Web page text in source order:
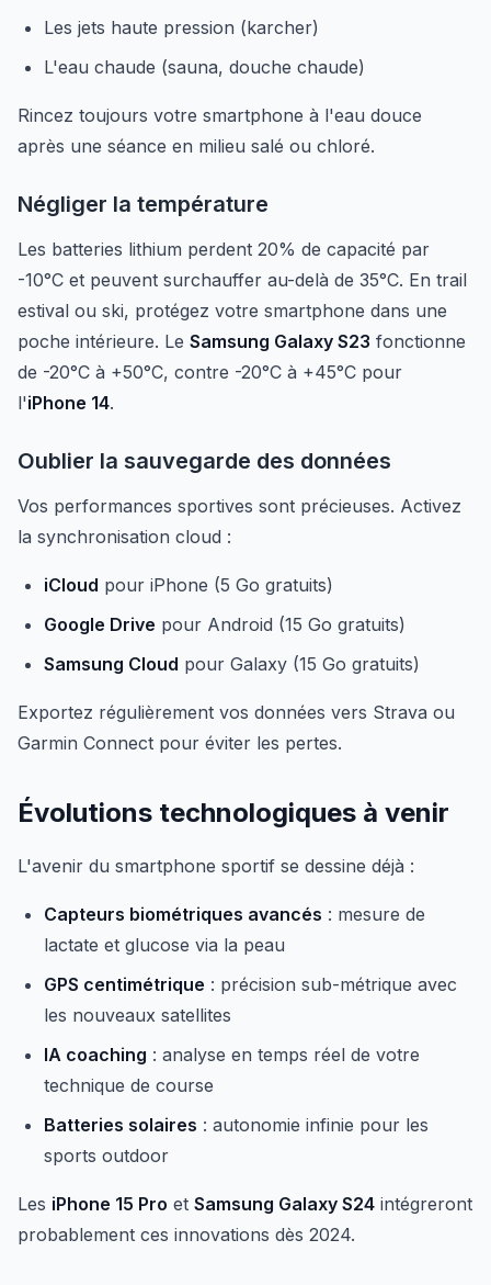
Les jets haute pression (karcher)
L'eau chaude (sauna, douche chaude)
Rincez toujours votre smartphone à l'eau douce
après une séance en milieu salé ou chloré.
Négliger la température
Les batteries lithium perdent 20% de capacité par
-10°C et peuvent surchauffer au-delà de 35°C. En trail
estival ou ski, protégez votre smartphone dans une
poche intérieure. Le Samsung Galaxy S23 fonctionne
de -20°C à +50°C, contre -20°C à +45°C pour
l'iPhone 14.
Oublier la sauvegarde des données
Vos performances sportives sont précieuses. Activez
la synchronisation cloud :
iCloud pour iPhone (5 Go gratuits)
Google Drive pour Android (15 Go gratuits)
Samsung Cloud pour Galaxy (15 Go gratuits)
Exportez régulièrement vos données vers Strava ou
Garmin Connect pour éviter les pertes.
Évolutions technologiques à venir
L'avenir du smartphone sportif se dessine déjà :
Capteurs biométriques avancés : mesure de
lactate et glucose via la peau
GPS centimétrique : précision sub-métrique avec
les nouveaux satellites
IA coaching : analyse en temps réel de votre
technique de course
Batteries solaires : autonomie infinie pour les
sports outdoor
Les iPhone 15 Pro et Samsung Galaxy S24 intégreront
probablement ces innovations dès 2024.